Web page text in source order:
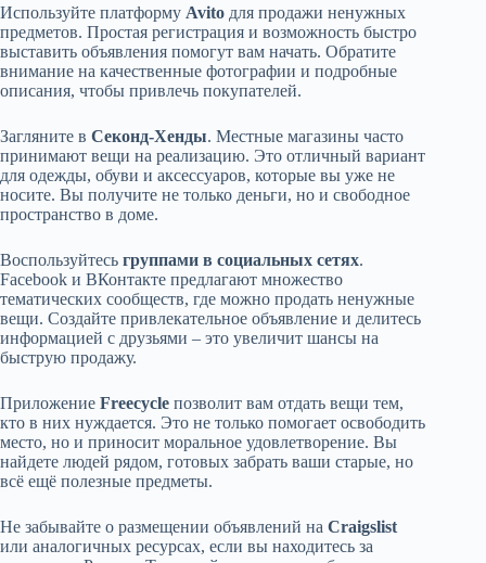
Используйте платформу Avito для продажи ненужных
предметов. Простая регистрация и возможность быстро
выставить объявления помогут вам начать. Обратите
внимание на качественные фотографии и подробные
описания, чтобы привлечь покупателей.
Загляните в Секонд-Хенды. Местные магазины часто
принимают вещи на реализацию. Это отличный вариант
для одежды, обуви и аксессуаров, которые вы уже не
носите. Вы получите не только деньги, но и свободное
пространство в доме.
Воспользуйтесь группами в социальных сетях.
Facebook и ВКонтакте предлагают множество
тематических сообществ, где можно продать ненужные
вещи. Создайте привлекательное объявление и делитесь
информацией с друзьями – это увеличит шансы на
быструю продажу.
Приложение Freecycle позволит вам отдать вещи тем,
кто в них нуждается. Это не только помогает освободить
место, но и приносит моральное удовлетворение. Вы
найдете людей рядом, готовых забрать ваши старые, но
всё ещё полезные предметы.
Не забывайте о размещении объявлений на Craigslist
или аналогичных ресурсах, если вы находитесь за